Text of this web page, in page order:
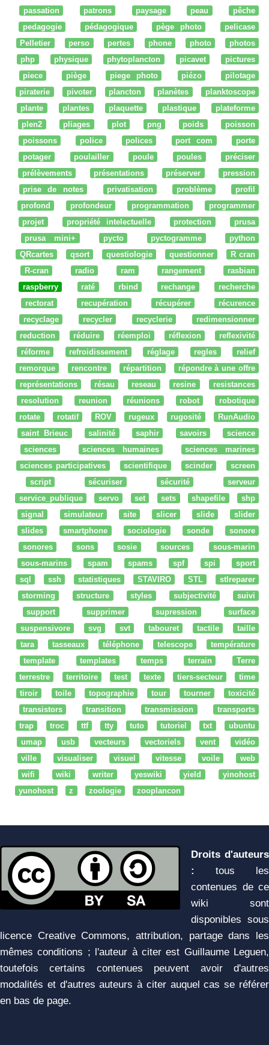
passation
patrons paysage peau
pêche
pedagogie
pédagogique pège photo
pelicase
Pelletier
perso pertes phone photo
photos
php
physique phytoplancton picavet
pictures
piece
piège piege photo piézo
pilotage
piraterie
pivoter plancton planètes
planktoscope
plante
plantes plaquette plastique
plateforme
plen2
pliages plot png poids
poisson
poissons
police polices port com
porte
potager
poulailler poule poules
préciser
prélèvements
présentations préserver
pression
prise de notes
privatisation problème
profil
profond
profondeur programmation
programmer
projet
propriété intelectuelle protection
prusa
prusa mini+
pycto pyctogramme
python
QRcartes
qsort questiologie questionner
R cran
R-cran
radio ram rangement
rasbian
raspberry
raté rbind rechange
recherche
rectorat
recupération récupérer
récurence
recyclage
recycler recyclerie
redimensionner
reduction
réduire réemploi réflexion
reflexivité
réforme
refroidissement réglage regles
relief
remorque
rencontre répartition
répondre à une offre
représentations
résau reseau resine
resistances
resolution
reunion réunions robot
robotique
rotate
rotatif ROV rugeux rugosité
RunAudio
saint Brieuc
salinité saphir savoirs
science
sciences
sciences humaines
sciences marines
sciences participatives
scientifique scinder
screen
script
sécuriser sécurité
serveur
service_publique
servo set sets shapefile
shp
signal
simulateur site slicer slide
slider
slides
smartphone sociologie sonde
sonore
sonores
sons sosie sources
sous-marin
sous-marins
spam spams spf spi
sport
sql
ssh statistiques STAVIRO STL
stlreparer
storming
structure styles subjectivité
suivi
support
supprimer supression
surface
suspensivore
svg svt tabouret tactile
taille
tara
tasseaux téléphone telescope
température
template
templates temps terrain
Terre
terrestre
territoire test texte tiers-secteur
time
tiroir
toile topographie tour tourner
toxicité
transistors
transition transmission
transports
trap
troc ttf tty tuto tutoriel txt
ubuntu
umap
usb vecteurs vectoriels vent
vidéo
ville
visualiser visuel vitesse voile
web
wifi
wiki writer yeswiki yield
yinohost
yunohost
z zoologie zooplancon
Droits d'auteurs
:
tous les
contenues de ce
wiki sont
disponibles sous
licence Creative Commons, attribution, partage dans les
mêmes conditions ; l'auteur à citer est Guillaume Leguen,
toutefois certains contenues peuvent avoir d'autres
modalités et d'autres auteurs à citer auquel cas se référer
en bas de page.